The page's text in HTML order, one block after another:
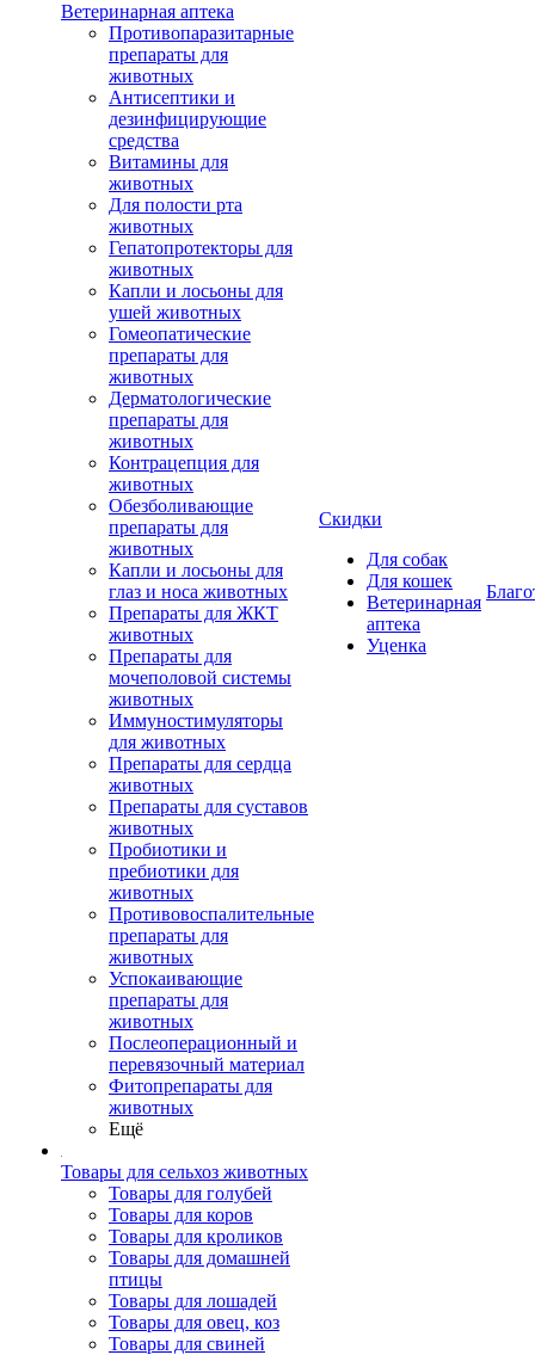
Ветеринарная аптека
Противопаразитарные
препараты для
животных
Антисептики и
дезинфицирующие
средства
Витамины для
животных
Для полости рта
животных
Гепатопротекторы для
животных
Капли и лосьоны для
ушей животных
Гомеопатические
препараты для
животных
Дерматологические
препараты для
животных
Контрацепция для
животных
Обезболивающие
препараты для
животных
Капли и лосьоны для
глаз и носа животных
Препараты для ЖКТ
животных
Препараты для
мочеполовой системы
животных
Иммуностимуляторы
для животных
Препараты для сердца
животных
Препараты для суставов
животных
Пробиотики и
пребиотики для
животных
Противовоспалительные
препараты для
животных
Успокаивающие
препараты для
животных
Послеоперационный и
перевязочный материал
Фитопрепараты для
животных
Ещё
Товары для сельхоз животных
Товары для голубей
Товары для коров
Товары для кроликов
Товары для домашней
птицы
Товары для лошадей
Товары для овец, коз
Товары для свиней
Скидки
Для собак
Для кошек
Ветеринарная
аптека
Уценка